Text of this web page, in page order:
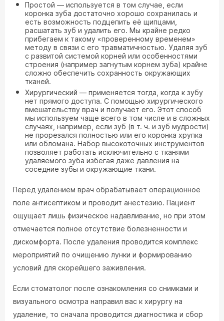
Простой — используется в том случае, если
коронка зуба достаточно хорошо сохранилась и
есть возможность подцепить её щипцами,
расшатать зуб и удалить его. Мы крайне редко
прибегаем к такому «проверенному временем»
методу в связи с его травматичностью. Удаляя зуб
с развитой системой корней или особенностями
строения (например загнутым корнем зуба) крайне
сложно обеспечить сохранность окружающих
тканей.
Хирургический — применяется тогда, когда к зубу
нет прямого доступа. С помощью хирургического
вмешательству врач и получает его. Этот способ
мы используем чаще всего в том числе и в сложных
случаях, например, если зуб (в т. ч. и зуб мудрости)
не прорезался полностью или его коронка хрупка
или обломана. Набор высокоточных инструментов
позволяет работать исключительно с тканями
удаляемого зуба избегая даже давления на
соседние зубы и окружающие ткани.
Перед удалением врач обрабатывает операционное
поле антисептиком и проводит анестезию. Пациент
ощущает лишь физическое надавливание, но при этом
отмечается полное отсутствие болезненности и
дискомфорта. После удаления проводится комплекс
мероприятий по очищению лунки и формированию
условий для скорейшего заживления.
Если стоматолог после ознакомления со снимками и
визуального осмотра направил вас к хирургу на
удаление, то сначала проводится диагностика и сбор